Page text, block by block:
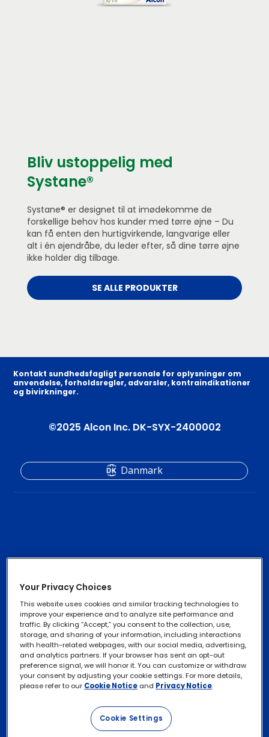
Bliv ustoppelig med
Systane®
Systane® er designet til at imødekomme de
forskellige behov hos kunder med tørre øjne – Du
kan få enten den hurtigvirkende, langvarige eller
alt i én øjendråbe, du leder efter, så dine tørre øjne
ikke holder dig tilbage.
SE ALLE PRODUKTER
Kontakt sundhedsfagligt personale for oplysninger om
anvendelse, forholdsregler, advarsler, kontraindikationer
og bivirkninger.
©2025 Alcon Inc. DK-SYX-2400002
2
-
2
Menu
Items
Kontaktlinser
Footer
Column
Alcon Experience
Academy
Kontakt os
Danmark
Footer
legal
Links
Persondatapolitikker
Cookiepolitik
Betingelser for Brug
Your Privacy Choices
This website uses cookies and similar tracking technologies to
improve your experience and to analyze site performance and
traffic. By clicking “Accept,” you consent to the collection, use,
storage, and sharing of your information, including interactions
with health-related webpages, with our social media, advertising,
and analytics partners. If your browser has sent an opt-out
preference signal, we will honor it. You can customize or withdraw
your consent by adjusting your cookie settings. For more details,
please refer to our Cookie Notice and Privacy Notice.
Cookie Settings